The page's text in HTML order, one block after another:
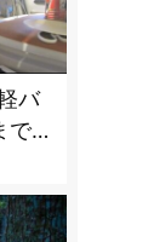
バ
ホ